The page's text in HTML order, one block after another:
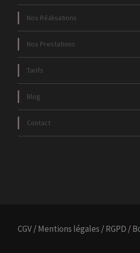
Nos Réalisations
Nos Prestations
Tarifs
Blog
Contact
CGV/Mentions légales /RGPD /